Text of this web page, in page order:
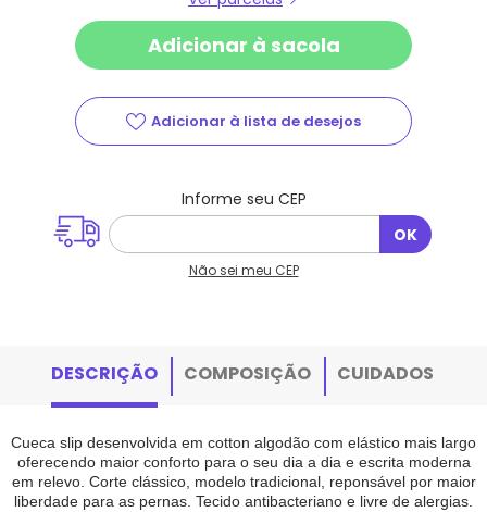
Não sei meu CEP
DESCRIÇÃO COMPOSIÇÃO CUIDADOS
Cueca slip desenvolvida em cotton algodão com elástico mais largo
oferecendo maior conforto para o seu dia a dia e escrita moderna
em relevo. Corte clássico, modelo tradicional, reponsável por maior
liberdade para as pernas. Tecido antibacteriano e livre de alergias.